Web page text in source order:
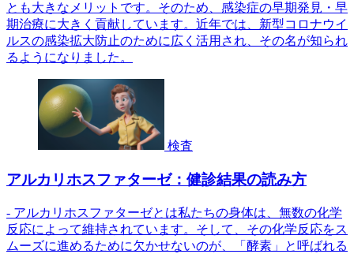
とも大きなメリットです。そのため、感染症の早期発見・早
期治療に大きく貢献しています。近年では、新型コロナウイ
ルスの感染拡大防止のために広く活用され、その名が知られ
るようになりました。
検査
アルカリホスファターゼ：健診結果の読み方
- アルカリホスファターゼとは私たちの身体は、無数の化学
反応によって維持されています。そして、その化学反応をス
ムーズに進めるために欠かせないのが、「酵素」と呼ばれる